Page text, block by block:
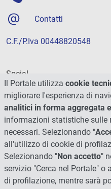
Contatti
C.F./P.Iva 00448820548
Social
Il Portale utilizza cookie
migliorare l'esperienza di
analitici in forma aggregata
informazioni statistiche sulle
necessari. Selezionando "
all'utilizzo di cookie di
Selezionando "Non accetto"
servizio "Cerca nel Portale"
di profilazione, mentre sarà